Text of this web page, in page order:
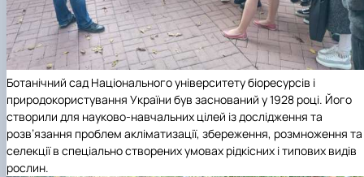
Ботанічний сад Національного університету біоресурсів і
природокористування України був заснований у 1928 році. Його
створили для науково-навчальних цілей із дослідження та
розв’язання проблем акліматизації, збереження, розмноження та
селекції в спеціально створених умовах рідкісних і типових видів
рослин.